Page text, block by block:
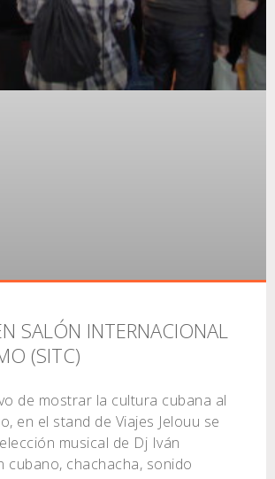
SALÓN INTERNACIONAL
(SITC)
de mostrar la cultura cubana al
en el stand de Viajes Jelouu se
musical de Dj Iván
cubano, chachacha, sonido